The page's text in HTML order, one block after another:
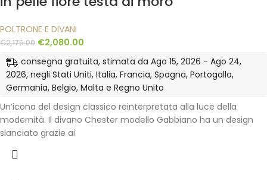
POLTRONE E DIVANI
€2,175.00 €2,080.00
consegna gratuita, stimata da Ago 15, 2026 - Ago 24,
2026, negli Stati Uniti, Italia, Francia, Spagna, Portogallo,
Germania, Belgio, Malta e Regno Unito
Un’icona del design classico reinterpretata alla luce della
modernità. Il divano Chester modello Gabbiano ha un design
slanciato grazie ai